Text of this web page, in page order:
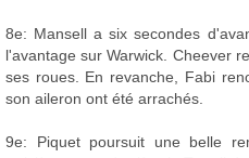
8e: Mansell a six secondes
l'avantage sur Warwick. Cheever
ses roues. En revanche, Fabi
son aileron ont été arrachés.
9e: Piquet poursuit une belle